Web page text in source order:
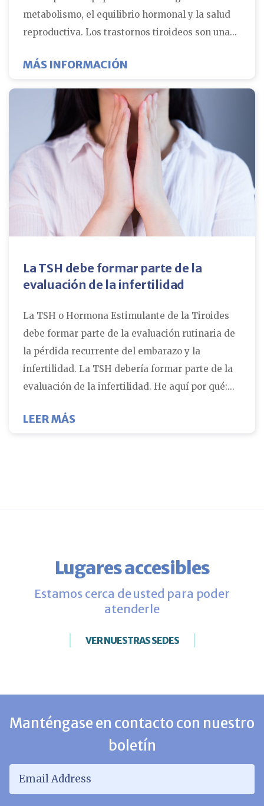
metabolismo, el equilibrio hormonal y la salud
reproductiva. Los trastornos tiroideos son una...
MÁS INFORMACIÓN
La TSH debe formar parte de la
evaluación de la infertilidad
La TSH o Hormona Estimulante de la Tiroides
debe formar parte de la evaluación rutinaria de
la pérdida recurrente del embarazo y la
infertilidad. La TSH debería formar parte de la
evaluación de la infertilidad. He aquí por qué:...
LEER MÁSSOBRE LA TSH DEBE FORMAR
Lugares accesibles
Estamos cerca de usted para poder
atenderle
VER NUESTRAS SEDES
Manténgase en contacto con nuestro
boletín
Email Address